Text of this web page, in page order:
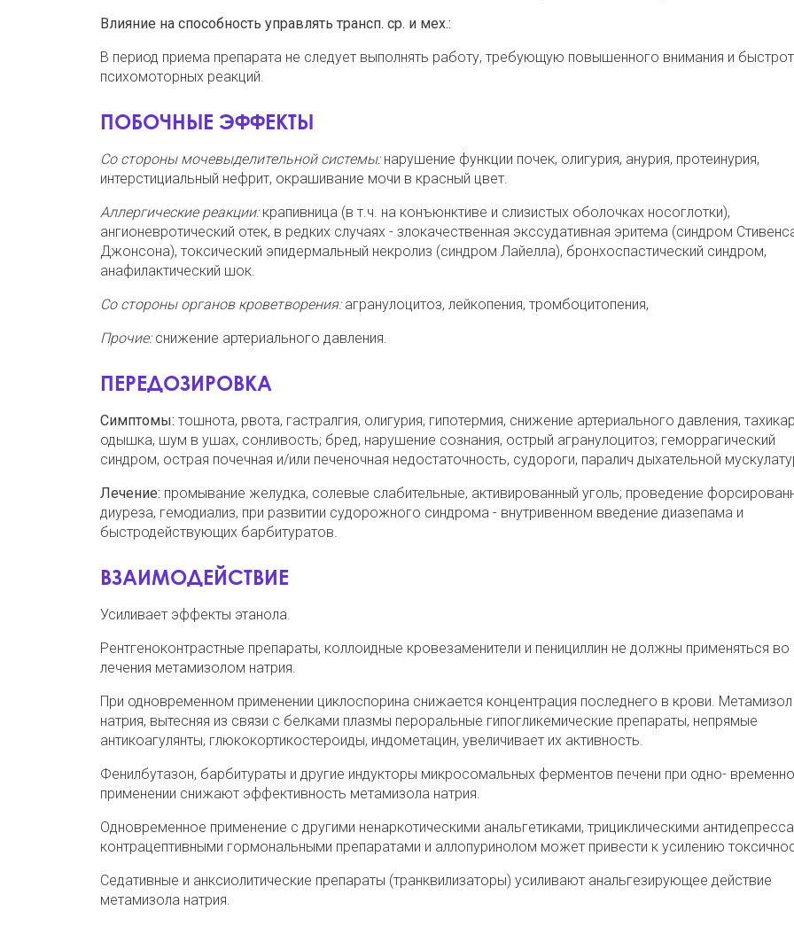
Влияние на способность управлять трансп. ср. и мех.:
В период приема препарата не следует выполнять работу, требующую повышенного внимания и
психомоторных реакций.
ПОБОЧНЫЕ ЭФФЕКТЫ
Со стороны мочевыделительной системы: нарушение функции почек, олигурия, анурия, протеинурия,
интерстициальный нефрит, окрашивание мочи в красный цвет.
Аллергические реакции: крапивница (в т.ч. на конъюнктиве и слизистых оболочках носоглотки),
ангионевротический отек, в редких случаях - злокачественная экссудативная эритема (синдром
Джонсона), токсический эпидермальный некролиз (синдром Лайелла), бронхоспастический синдром,
анафилактический шок.
Со стороны органов кроветворения: агранулоцитоз, лейкопения, тромбоцитопения,
Прочие: снижение артериального давления.
ПЕРЕДОЗИРОВКА
Симптомы: тошнота, рвота, гастралгия, олигурия, гипотермия, снижение артериального давления,
одышка, шум в ушах, сонливость; бред, нарушение сознания, острый агранулоцитоз; геморрагический
синдром, острая почечная и/или печеночная недостаточность, судороги, паралич дыхательной
Лечение: промывание желудка, солевые слабительные, активированный уголь; проведение
диуреза, гемодиализ, при развитии судорожного синдрома - внутривенном введение диазепама и
быстродействующих барбитуратов.
ВЗАИМОДЕЙСТВИЕ
Усиливает эффекты этанола.
Рентгеноконтрастные препараты, коллоидные кровезаменители и пенициллин не должны применяться
лечения метамизолом натрия.
При одновременном применении циклоспорина снижается концентрация последнего в крови. Метамизол
натрия, вытесняя из связи с белками плазмы пероральные гипогликемические препараты, непрямые
антикоагулянты, глюкокортикостероиды, индометацин, увеличивает их активность.
Фенилбутазон, барбитураты и другие индукторы микросомальных ферментов печени при одно-
применении снижают эффективность метамизола натрия.
Одновременное применение с другими ненаркотическими анальгетиками, трициклическими
контрацептивными гормональными препаратами и аллопуринолом может привести к усилению
Седативные и анксиолитические препараты (транквилизаторы) усиливают анальгезирующее действие
метамизола натрия.